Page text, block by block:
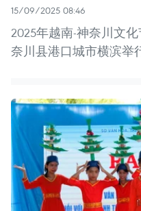
15/09/2025 08:46
2025年越南-神奈川文化
奈川县港口城市横滨举